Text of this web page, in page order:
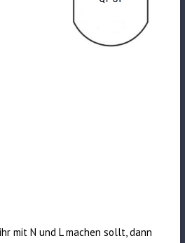
mit N und L machen sollt, dann